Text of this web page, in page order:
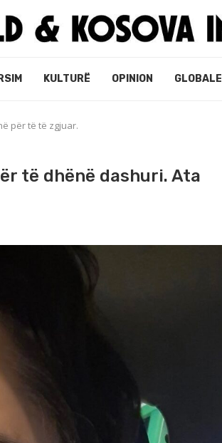
KULTURË OPINION GLOBALE
për të të zgjuar.
të dhënë dashuri. Ata